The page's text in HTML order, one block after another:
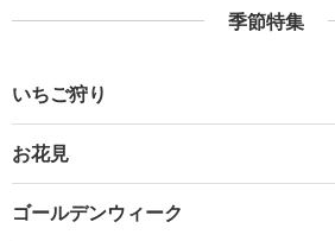
季節特集
いちご狩り
お花見
ゴールデンウィーク